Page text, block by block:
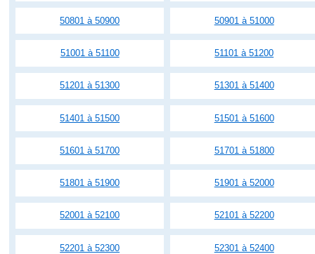
50801 à 50900 50901 à 51000
51001 à 51100 51101 à 51200
51201 à 51300 51301 à 51400
51401 à 51500 51501 à 51600
51601 à 51700 51701 à 51800
51801 à 51900 51901 à 52000
52001 à 52100 52101 à 52200
52201 à 52300 52301 à 52400